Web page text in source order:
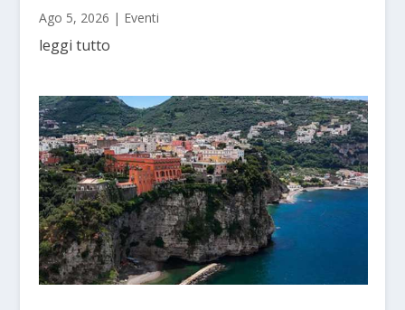
Ago 5, 2026 | Eventi
leggi tutto